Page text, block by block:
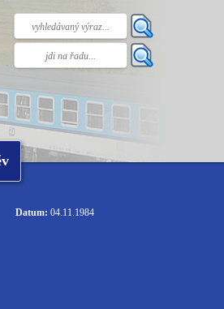
Datum: 04.11.1984